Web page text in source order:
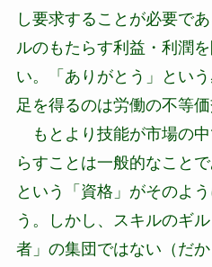
し要求することが必要で
ルのもたらす利益・利潤
い。「ありがとう」とい
足を得るのは労働の不等
もとより技能が市場の
らすことは一般的なこと
という「資格」がそのよ
う。しかし、スキルのギ
者」の集団ではない（だ